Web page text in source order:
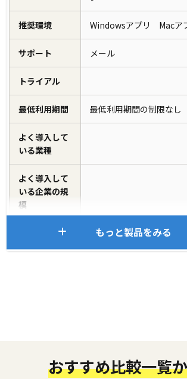
推奨環境 Windowsアプリ Macア
サポート メール
トライアル
最低利用期間 最低利用期間の制限なし
よく導入して
いる業種
よく導入して
いる企業の規
模
もっと製品をみる
おすすめ比較一覧